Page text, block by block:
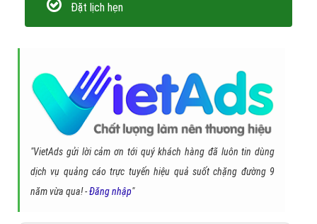
Đặt lịch hẹn
"VietAds gửi lời cảm ơn tới quý khách hàng đã luôn tin dùng
dịch vụ quảng cáo trực tuyến hiệu quả suốt chặng đường 9
năm vừa qua! -Đăng nhập"